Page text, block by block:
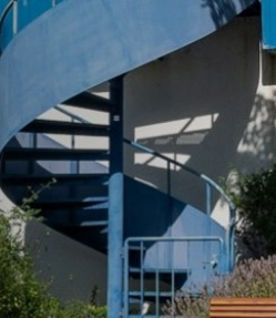
Leben in Eppstein